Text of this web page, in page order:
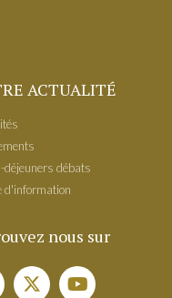
ACTUALITÉ
déjeuners débats
d'information
nous sur